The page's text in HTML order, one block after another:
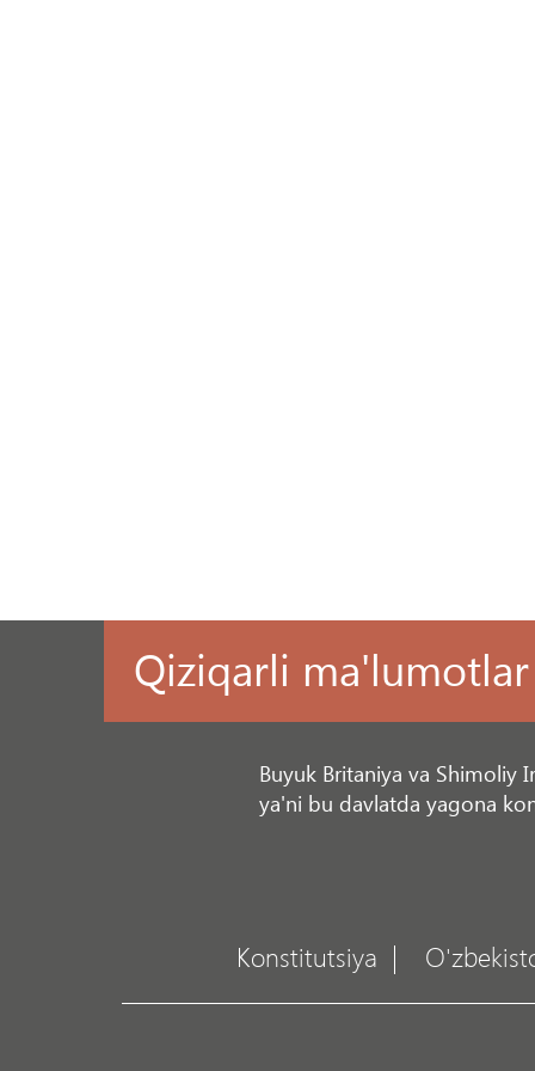
Qiziqarli ma'lumotlar
Buyuk Britaniya va Shimoliy
ya'ni bu davlatda yagona
Konstitutsiya